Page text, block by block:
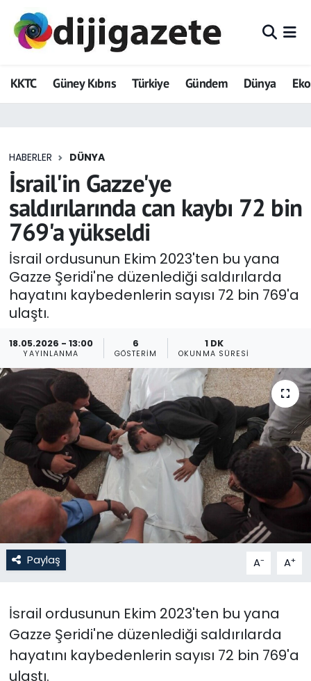
KKTC Güney Kıbrıs Türkiye Gündem Dünya
HABERLER DÜNYA
İsrail'in Gazze'ye
saldırılarında can kaybı 72 bin
769'a yükseldi
İsrail ordusunun Ekim 2023'ten bu yana
Gazze Şeridi'ne düzenlediği saldırılarda
hayatını kaybedenlerin sayısı 72 bin 769'a
ulaştı.
18.05.2026 - 13:00
YAYINLANMA
6
GÖSTERIM
1 DK
OKUNMA SÜRESI
Paylaş A- A+
İsrail ordusunun Ekim 2023'ten bu yana
Gazze Şeridi'ne düzenlediği saldırılarda
hayatını kaybedenlerin sayısı 72 bin 769'a
ulaştı.
ADVERTORIAL
Dijigazete
Eğitim
Ekonomi
Foto Galeri
GEZİ
Güncel
Gündem
KKTC
KKTC YEREL SEÇİM 2018
Kültür Sanat
Magazin
Moda
Nöbetçi Eczaneler
Politika
SAĞLIK
Hava Durumu
Trafik Durumu
Tüm Manşetler
Son Dakika Haberleri
Haber Arşivi